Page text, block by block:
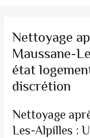
Nettoyage
Maussane-
état
discrétion
Nettoyage
Les-Alpilles :